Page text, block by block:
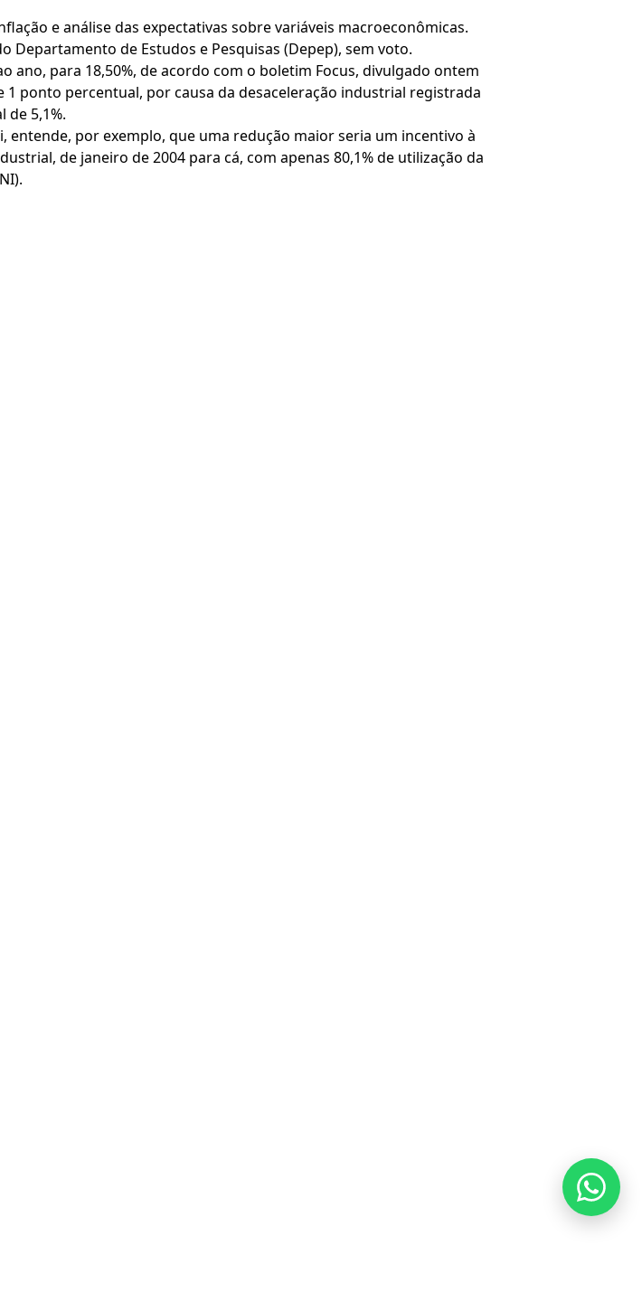
e análise das expectativas sobre variáveis macroeconômicas.
de Estudos e Pesquisas (Depep), sem voto.
ano, para 18,50%, de acordo com o boletim Focus, divulgado ontem
ponto percentual, por causa da desaceleração industrial registrada
5,1%.
entende, por exemplo, que uma redução maior seria um incentivo à
de janeiro de 2004 para cá, com apenas 80,1% de utilização da